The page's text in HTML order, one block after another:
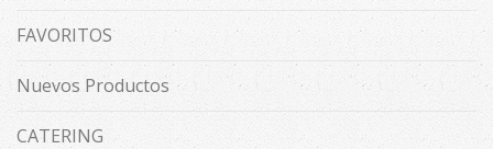
FAVORITOS
Nuevos Productos
CATERING